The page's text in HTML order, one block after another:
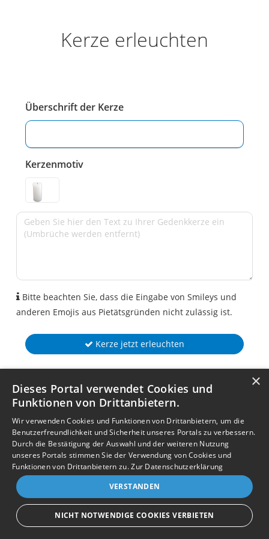
Kerze erleuchten
Überschrift der Kerze
Kerzenmotiv
Bitte beachten Sie, dass die Eingabe von Smileys und
anderen Emojis aus Pietätsgründen nicht zulässig ist.
Kerze jetzt erleuchten
×
Dieses Portal verwendet Cookies und
Funktionen von Drittanbietern.
Wir verwenden Cookies und Funktionen von Drittanbietern, um die
Benutzerfreundlichkeit und Sicherheit unseres Portals zu verbessern.
Durch die Bestätigung der Auswahl und der weiteren Nutzung
unseres Portals stimmen Sie der Verwendung von Cookies und
Funktionen von Drittanbietern zu.Zur Datenschutzerklärung
VERSTANDEN
NICHT NOTWENDIGE COOKIES VERBIETEN